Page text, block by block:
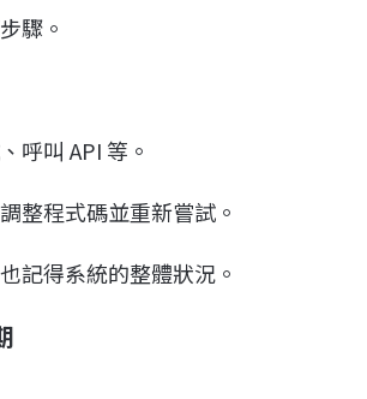
驟。
呼叫 API 等。
整程式碼並重新嘗試。
記得系統的整體狀況。